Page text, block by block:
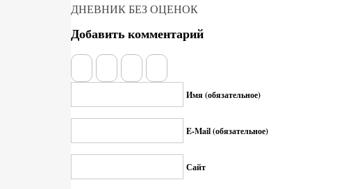
ДНЕВНИК БЕЗ ОЦЕНОК
Добавить комментарий
Имя (обязательное)
E-Mail (обязательное)
Сайт